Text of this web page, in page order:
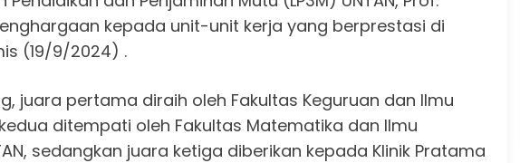
kepada unit-unit kerja yang berprestasi di
(19/9/2024) .
juara pertama diraih oleh Fakultas Keguruan dan Ilmu
kedua ditempati oleh Fakultas Matematika dan Ilmu
sedangkan juara ketiga diberikan kepada Klinik Pratama